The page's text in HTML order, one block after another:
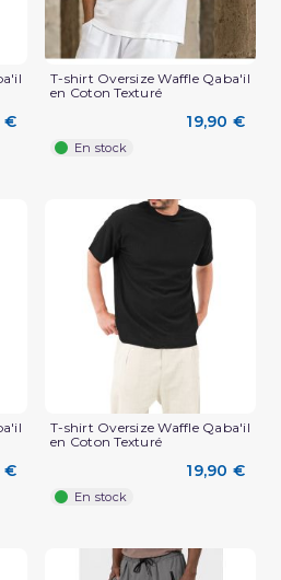
€
T-shirt Oversize Waffle Qaba'il
en Coton Texturé
19,90 €
En stock
€
T-shirt Oversize Waffle Qaba'il
en Coton Texturé
19,90 €
En stock